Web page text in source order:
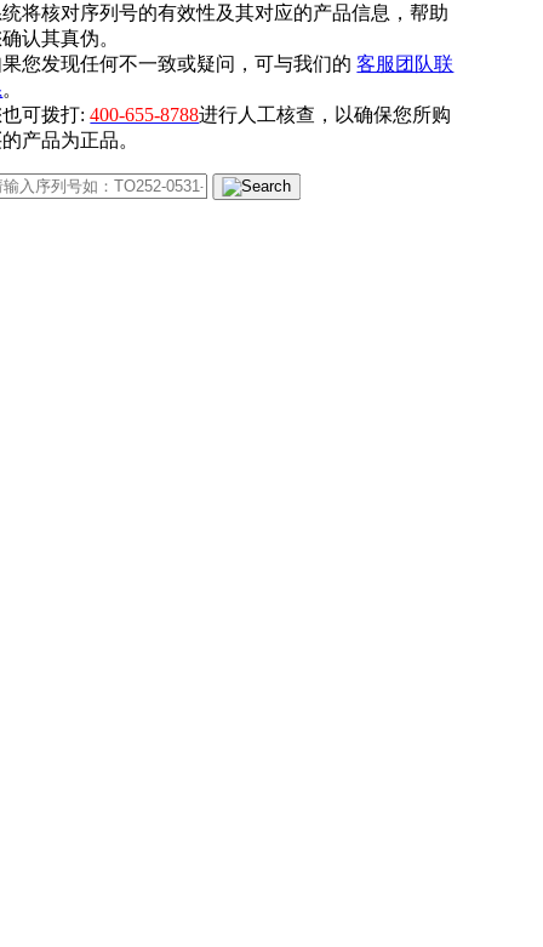
将核对序列号的有效性及其对应的产品信息，帮助
认其真伪。
您发现任何不一致或疑问，可与我们的客服团队联
。
也可拨打:400-655-8788进行人工核查，以确保您所购
产品为正品。